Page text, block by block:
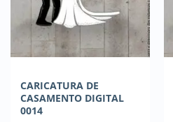
CARICATURA DE
CASAMENTO DIGITAL
0014